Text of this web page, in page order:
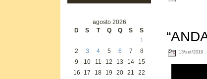
agosto 2026
D
S T Q Q S
S
1
2
3 4 5 6 7
8
9
10 11 12 13 14
15
16
17 18 19 20 21
22
13/set/2019 .